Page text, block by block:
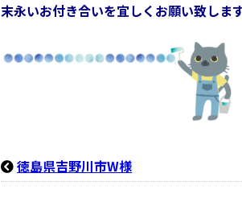
末永いお付き合いを宜しくお願い致します
徳島県吉野川市W様